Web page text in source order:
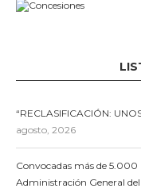
“RECLASIFICACIÓN:
agosto, 2026
Convocadas más de 5.000
Administración General